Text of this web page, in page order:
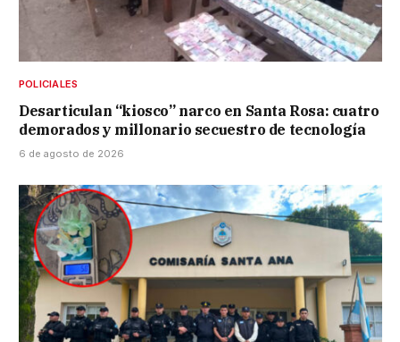
POLICIALES
Desarticulan “kiosco” narco en Santa Rosa: cuatro
demorados y millonario secuestro de tecnología
6 de agosto de 2026